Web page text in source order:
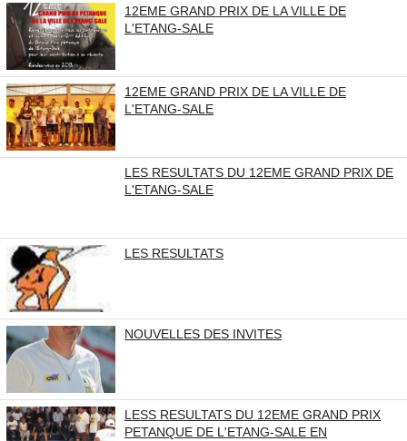
12EME GRAND PRIX DE LA VILLE DE
L'ETANG-SALE
12EME GRAND PRIX DE LA VILLE DE
L'ETANG-SALE
LES RESULTATS DU 12EME GRAND PRIX DE
L'ETANG-SALE
LES RESULTATS
NOUVELLES DES INVITES
LESS RESULTATS DU 12EME GRAND PRIX
PETANQUE DE L'ETANG-SALE EN